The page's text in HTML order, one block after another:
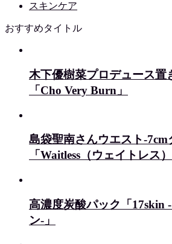
スキンケア
おすすめタイトル
木下優樹菜プロデュース置
「Cho Very Burn」
島袋聖南さんウエスト-
「Waitless（ウェイトレス）
高濃度炭酸パック「17skin
ン-」